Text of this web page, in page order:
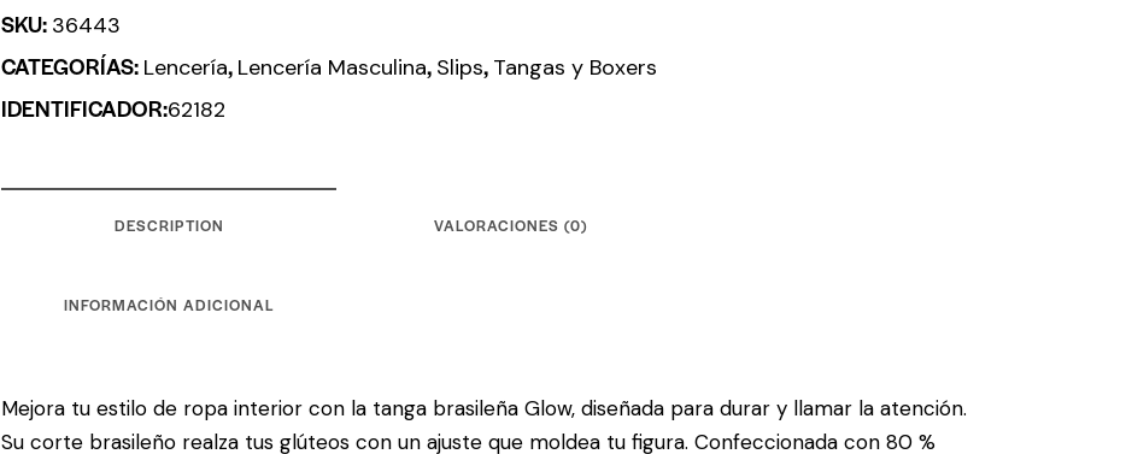
SKU: 36443
CATEGORÍAS: Lencería, Lencería Masculina, Slips, Tangas y Boxers
IDENTIFICADOR:62182
DESCRIPTION VALORACIONES (0)
INFORMACIÓN ADICIONAL
Mejora tu estilo de ropa interior con la tanga brasileña Glow, diseñada para durar y llamar la atención.
Su corte brasileño realza tus glúteos con un ajuste que moldea tu figura. Confeccionada con 80 %